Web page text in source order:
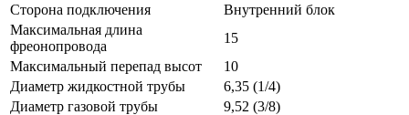
Сторона подключения
Внутренний блок
Максимальная длина
фреонопровода
15
Максимальный перепад высот
10
Диаметр жидкостной трубы
6,35 (1/4)
Диаметр газовой трубы
9,52 (3/8)